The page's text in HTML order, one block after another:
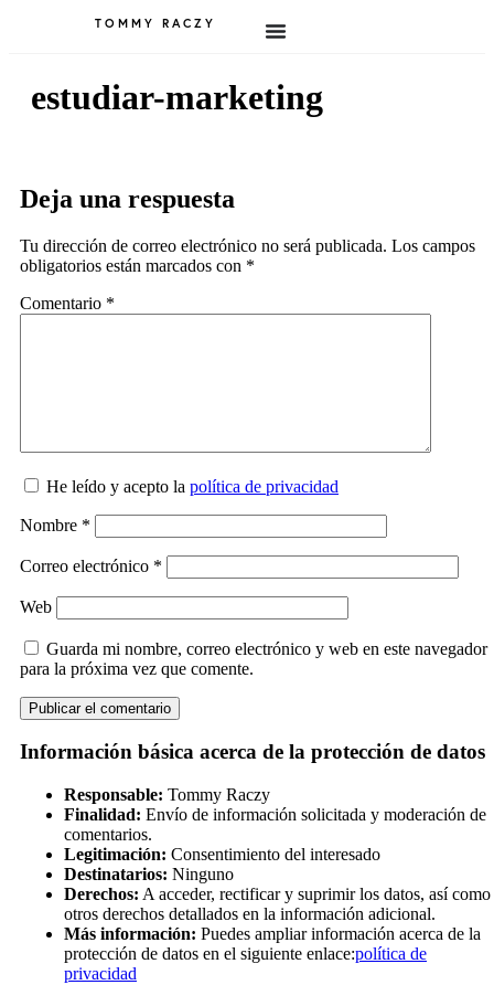
TOMMY RACZY
estudiar-marketing
Deja una respuesta
Tu dirección de correo electrónico no será publicada. Los campos
obligatorios están marcados con *
Comentario *
He leído y acepto la política de privacidad
Nombre *
Correo electrónico *
Web
Guarda mi nombre, correo electrónico y web en este navegador
para la próxima vez que comente.
Información básica acerca de la protección de datos
Responsable: Tommy Raczy
Finalidad: Envío de información solicitada y moderación de
comentarios.
Legitimación: Consentimiento del interesado
Destinatarios: Ninguno
Derechos: A acceder, rectificar y suprimir los datos, así como
otros derechos detallados en la información adicional.
Más información: Puedes ampliar información acerca de la
protección de datos en el siguiente enlace:política de
privacidad